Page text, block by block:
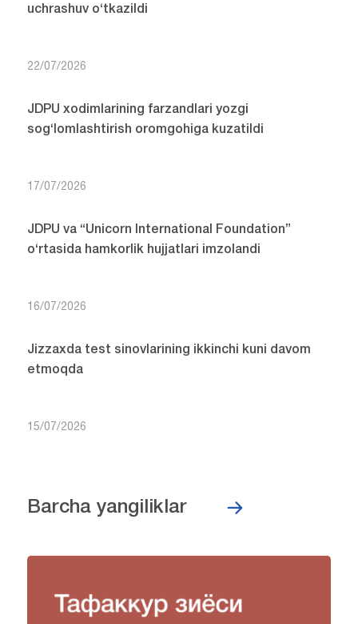
uchrashuv o‘tkazildi
22/07/2026
JDPU xodimlarining farzandlari yozgi
sog‘lomlashtirish oromgohiga kuzatildi
17/07/2026
JDPU va “Unicorn International Foundation”
o‘rtasida hamkorlik hujjatlari imzolandi
16/07/2026
Jizzaxda test sinovlarining ikkinchi kuni davom
etmoqda
15/07/2026
Barcha yangiliklar